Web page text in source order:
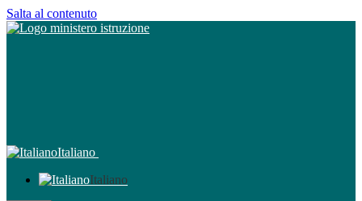
Salta al contenuto
Italiano
Italiano